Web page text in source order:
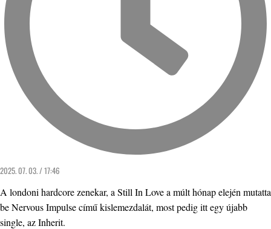
2025. 07. 03. / 17:46
A londoni hardcore zenekar, a Still In Love a múlt hónap elején mutatta
be Nervous Impulse című kislemezdalát, most pedig itt egy újabb
single, az Inherit.